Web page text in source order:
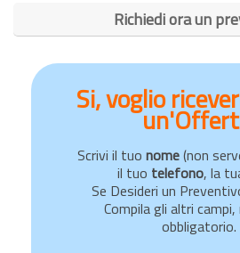
Richiedi ora un
Si, voglio
Scrivi il tuo nome(non
il tuo telefono, la
Se Desideri un
Compila gli altri
obbligatorio.